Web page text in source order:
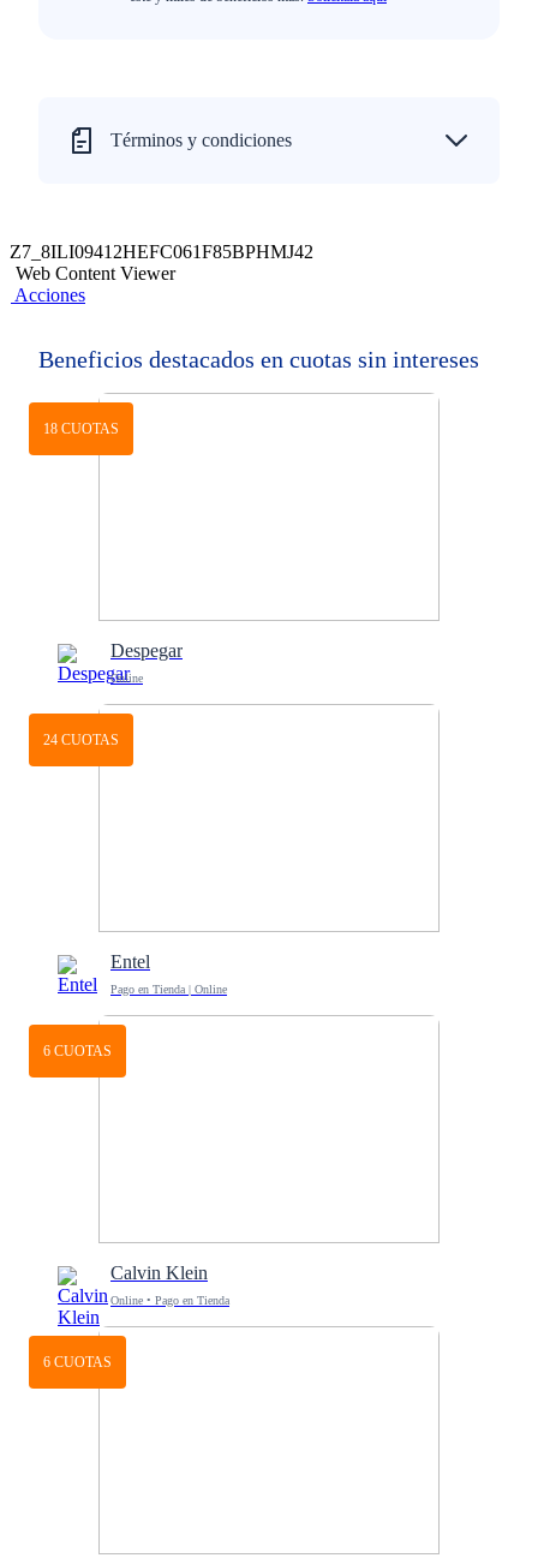
Términos y condiciones
Z7_8ILI09412HEFC061F85BPHMJ42
Web Content Viewer
Acciones
Beneficios destacados en cuotas sin intereses
18 CUOTAS
Despegar
Online
24 CUOTAS
Entel
Pago en Tienda | Online
6 CUOTAS
Calvin Klein
Online • Pago en Tienda
6 CUOTAS